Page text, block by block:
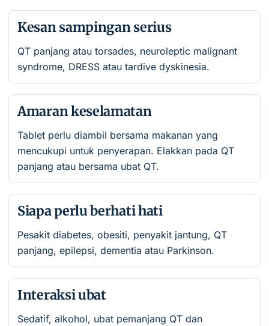
Kesan sampingan serius
QT panjang atau torsades, neuroleptic malignant
syndrome, DRESS atau tardive dyskinesia.
Amaran keselamatan
Tablet perlu diambil bersama makanan yang
mencukupi untuk penyerapan. Elakkan pada QT
panjang atau bersama ubat QT.
Siapa perlu berhati hati
Pesakit diabetes, obesiti, penyakit jantung, QT
panjang, epilepsi, dementia atau Parkinson.
Interaksi ubat
Sedatif, alkohol, ubat pemanjang QT dan